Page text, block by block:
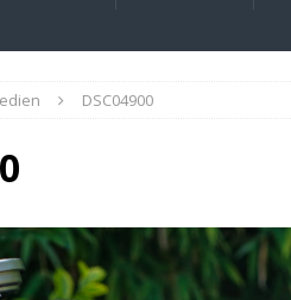
DSC04900